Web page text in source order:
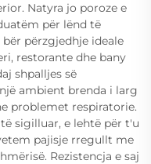
Natyra jo poroze e
për lënd të
përzgjedhje ideale
restorante dhe bany
shpalljes së
ambient brenda i larg
problemet respiratorie.
sigilluar, e lehtë për t'u
pajisje rregullt me
Rezistencja e saj